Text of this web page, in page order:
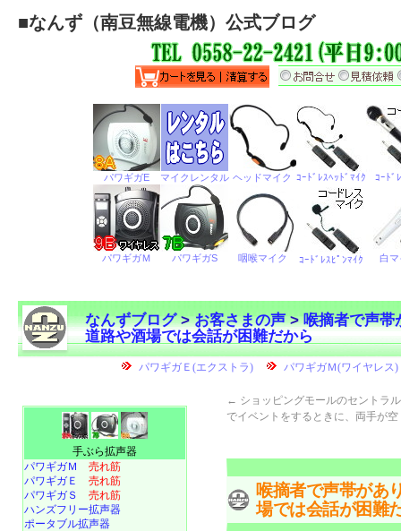
■なんず（南豆無線電機）公式ブログ
なんずブログ>お客さまの声>喉摘者で声帯
道路や酒場では会話が困難だから
← ショッピングモールのセントラ
でイベントをするときに、両手が空
喉摘者で声帯があ
場では会話が困難
手ぶら拡声器
パワギガＭ 売れ筋
パワギガＥ 売れ筋
パワギガＳ 売れ筋
ハンズフリー拡声器
ポータブル拡声器